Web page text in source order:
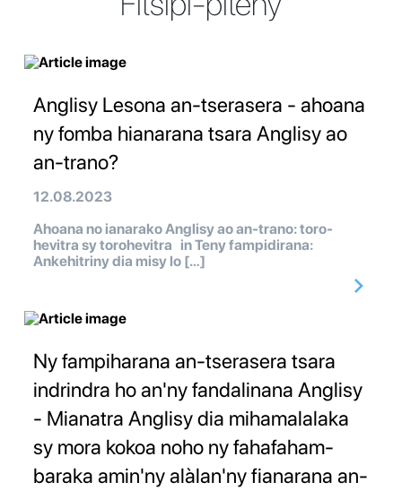
Anglisy Lesona an-tserasera - ahoana
ny fomba hianarana tsara Anglisy ao
an-trano?
12.08.2023
Ahoana no ianarako Anglisy ao an-trano: toro-
hevitra sy torohevitra in Teny fampidirana:
Ankehitriny dia misy lo […]
Ny fampiharana an-tserasera tsara
indrindra ho an'ny fandalinana Anglisy
- Mianatra Anglisy dia mihamalalaka
sy mora kokoa noho ny fahafaham-
baraka amin'ny alàlan'ny fianarana an-